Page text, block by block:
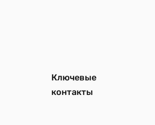
Ключевые
контакты